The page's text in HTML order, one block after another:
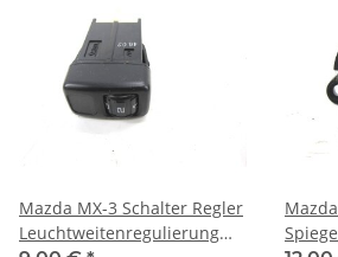
Mazda MX-3 Schalter Regler
Leuchtweitenregulierung